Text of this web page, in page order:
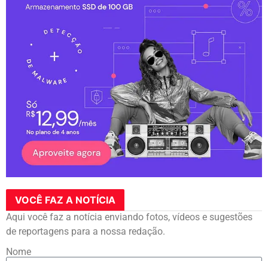
VOCÊ FAZ A NOTÍCIA
Aqui você faz a notícia enviando fotos, vídeos e sugestões
de reportagens para a nossa redação.
Nome